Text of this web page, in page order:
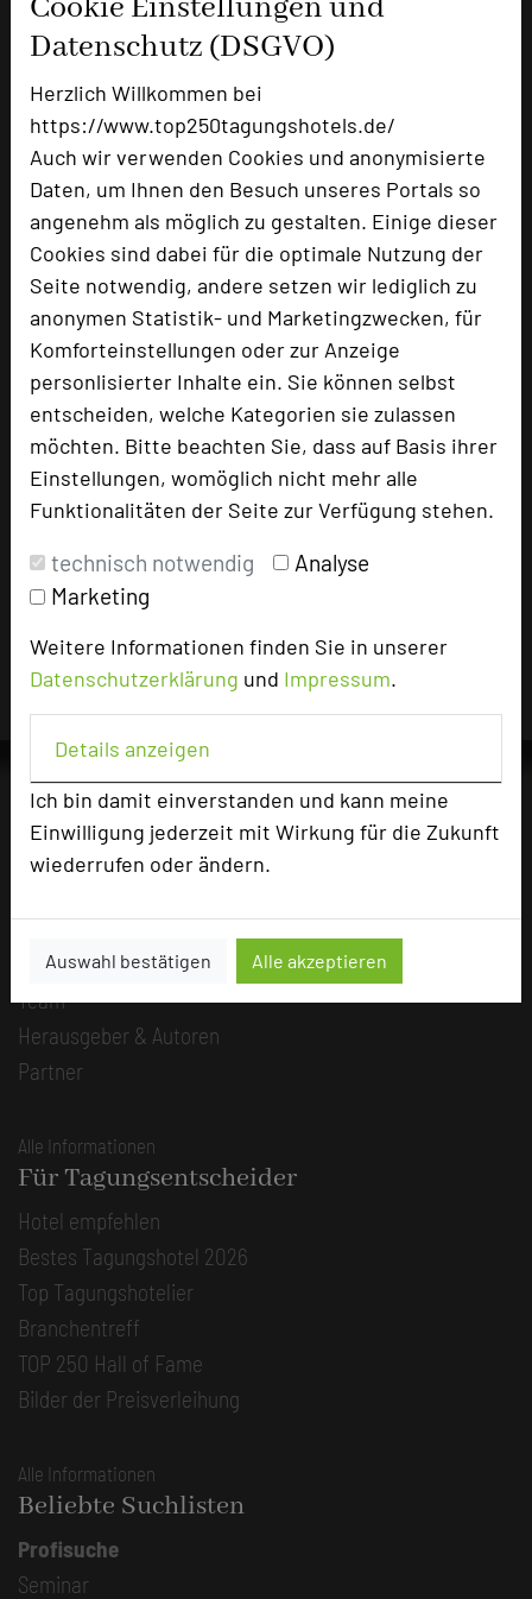
Cookie Einstellungen und
Datenschutz (DSGVO)
Herzlich Willkommen bei
https://www.top250tagungshotels.de/
Auch wir verwenden Cookies und anonymisierte
Daten, um Ihnen den Besuch unseres Portals so
angenehm als möglich zu gestalten. Einige dieser
Cookies sind dabei für die optimale Nutzung der
Seite notwendig, andere setzen wir lediglich zu
anonymen Statistik- und Marketingzwecken, für
Komforteinstellungen oder zur Anzeige
personlisierter Inhalte ein. Sie können selbst
entscheiden, welche Kategorien sie zulassen
möchten. Bitte beachten Sie, dass auf Basis ihrer
Einstellungen, womöglich nicht mehr alle
Funktionalitäten der Seite zur Verfügung stehen.
technisch notwendig
Analyse
Marketing
Weitere Informationen finden Sie in unserer
Datenschutzerklärung und Impressum.
Details anzeigen
Ich bin damit einverstanden und kann meine
Einwilligung jederzeit mit Wirkung für die Zukunft
wiederrufen oder ändern.
Auswahl bestätigen Alle akzeptieren
Doppelzimmer
Einzelzimmer
Juniorsuiten und Suiten
Wohnapartments
Besonders geeignet für
Seminar, Konferenz, Klausur
98 Seiten dieses Hotels wurden in den
aufgerufen.
Für die Verwendung der Bilder haben die jeweiligen
Hotels die Nutzungsrechte für dieses Portal eingeräumt
und sind dafür verantwortlich.
Die Idee
Mission
Kategorie
Team
Herausgeber & Autoren
Partner
Alle Informationen
Für Tagungsentscheider
Hotel empfehlen
Bestes Tagungshotel 2026
Top Tagungshotelier
Branchentreff
TOP 250 Hall of Fame
Bilder der Preisverleihung
Alle Informationen
Beliebte Suchlisten
Profisuche
Seminar